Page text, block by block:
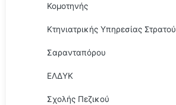
Κομοτηνής
Κτηνιατρικής Υπηρεσίας Στρατού
Σαρανταπόρου
ΕΛΔΥΚ
Σχολής Πεζικού